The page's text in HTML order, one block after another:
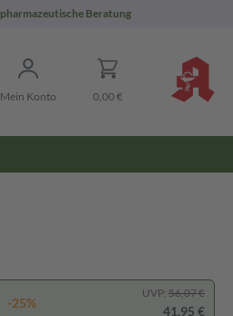
pharmazeutische Beratung
Mein Konto 0,00 €
-25%
UVP: 56,07 €
41,95 €